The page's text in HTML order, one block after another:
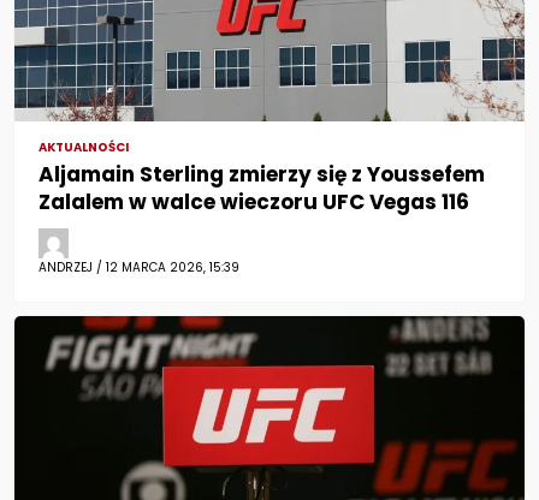
AKTUALNOŚCI
Aljamain Sterling zmierzy się z Youssefem
Zalalem w walce wieczoru UFC Vegas 116
ANDRZEJ / 12 MARCA 2026, 15:39